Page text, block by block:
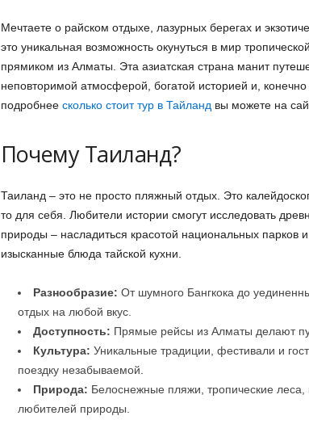
Мечтаете о райском отдыхе, лазурных берегах и
это уникальная возможность окунуться в мир
прямиком из Алматы. Эта азиатская страна манит
неповторимой атмосферой, богатой историей и,
подробнее сколько стоит тур в Тайланд вы можете на
Почему Таиланд?
Таиланд – это не просто пляжный отдых. Это
то для себя. Любители истории смогут исследовать
природы – насладиться красотой национальных парков
изысканные блюда тайской кухни.
Разнообразие: От шумного Бангкока до
отдых на любой вкус.
Доступность: Прямые рейсы из Алматы делают
Культура: Уникальные традиции, фестивали и
поездку незабываемой.
Природа: Белоснежные пляжи, тропические
любителей природы.